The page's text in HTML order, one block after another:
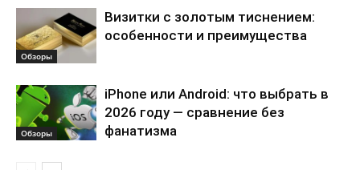
Обзоры
Визитки с золотым тиснением:
особенности и преимущества
Обзоры
iPhone или Android: что выбрать в
2026 году — сравнение без
фанатизма